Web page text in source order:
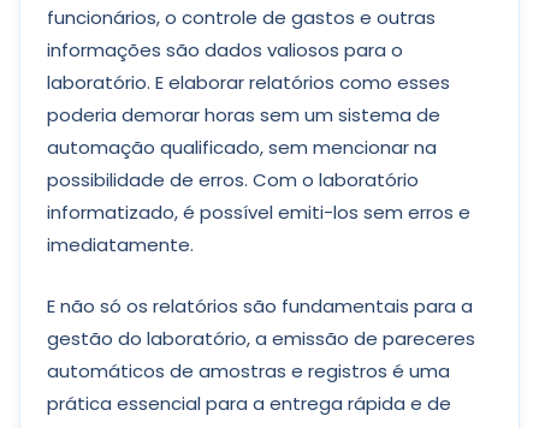
funcionários, o controle de gastos e outras
informações são dados valiosos para o
laboratório. E elaborar relatórios como esses
poderia demorar horas sem um sistema de
automação qualificado, sem mencionar na
possibilidade de erros. Com o laboratório
informatizado, é possível emiti-los sem erros e
imediatamente.
E não só os relatórios são fundamentais para a
gestão do laboratório, a emissão de pareceres
automáticos de amostras e registros é uma
prática essencial para a entrega rápida e de